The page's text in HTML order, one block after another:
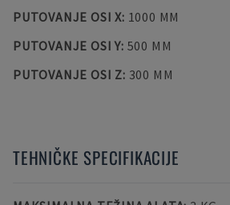
PUTOVANJE OSI X: 1000 MM
PUTOVANJE OSI Y: 500 MM
PUTOVANJE OSI Z: 300 MM
TEHNIČKE SPECIFIKACIJE